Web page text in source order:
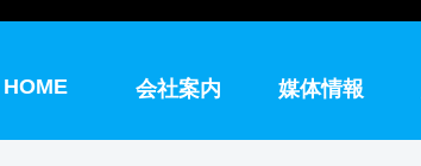
HOME 会社案内 媒体情報